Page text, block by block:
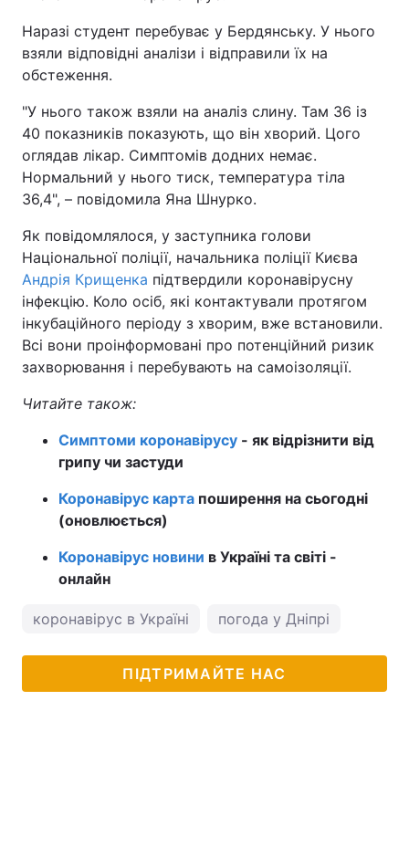
Тема оформлення
Наразі студент перебуває у Бердянську. У нього
взяли відповідні аналізи і відправили їх на
обстеження.
"У нього також взяли на аналіз слину. Там 36 із
40 показників показують, що він хворий. Цого
оглядав лікар. Симптомів додних немає.
Нормальний у нього тиск, температура тіла
36,4", – повідомила Яна Шнурко.
Як повідомлялося, у заступника голови
Національної поліції, начальника поліції Києва
Андрія Крищенка підтвердили коронавірусну
інфекцію. Коло осіб, які контактували протягом
інкубаційного періоду з хворим, вже встановили.
Всі вони проінформовані про потенційний ризик
захворювання і перебувають на самоізоляції.
Читайте також:
Симптоми коронавірусу - як відрізнити від
грипу чи застуди
Коронавірус карта поширення на сьогодні
(оновлюється)
Коронавірус новини в Україні та світі -
онлайн
коронавірус в Україні погода у Дніпрі
ПІДТРИМАЙТЕ НАС